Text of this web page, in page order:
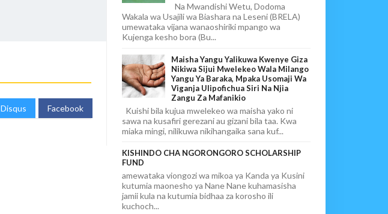
Disqus Facebook
Na Mwandishi Wetu, Dodoma
Wakala wa Usajili wa Biashara na Leseni (BRELA)
umewataka vijana wanaoshiriki mpango wa
Kujenga kesho bora (Bu...
Maisha Yangu Yalikuwa Kwenye Giza
Nikiwa Sijui Mwelekeo Wala Milango
Yangu Ya Baraka, Mpaka Usomaji Wa
Viganja Ulipofichua Siri Na Njia
Zangu Za Mafanikio
Kuishi bila kujua mwelekeo wa maisha yako ni
sawa na kusafiri gerezani au gizani bila taa. Kwa
miaka mingi, nilikuwa nikihangaika sana kuf...
KISHINDO CHA NGORONGORO SCHOLARSHIP
FUND
amewataka viongozi wa mikoa ya Kanda ya Kusini
kutumia maonesho ya Nane Nane kuhamasisha
jamii kula na kutumia bidhaa za korosho ili
kuchoch...